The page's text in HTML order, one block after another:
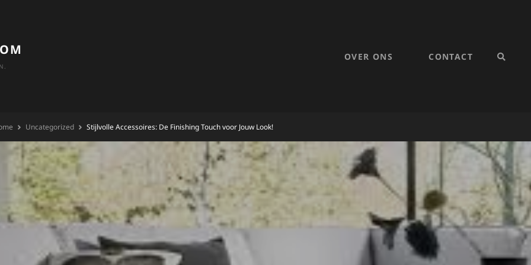
OVER ONS CONTACT
Uncategorized Stijlvolle Accessoires: De Finishing Touch voor Jouw Look!